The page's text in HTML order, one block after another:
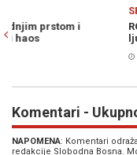
ROĐENI DA BUDU
ljubavi, prkosa i ponosa!
Komentari -
NAPOMENA: Komentari
redakcije Slobodna Bosna.